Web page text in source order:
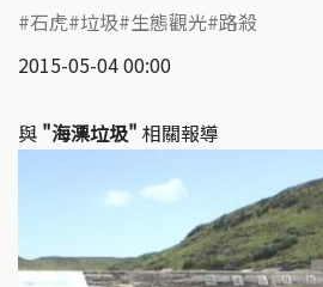
石虎 垃圾 生態觀光 路殺
2015-05-04 00:00
與 "海漂垃圾" 相關報導